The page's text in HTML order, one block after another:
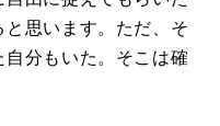
思います。ただ、そ
分もいた。そこは確